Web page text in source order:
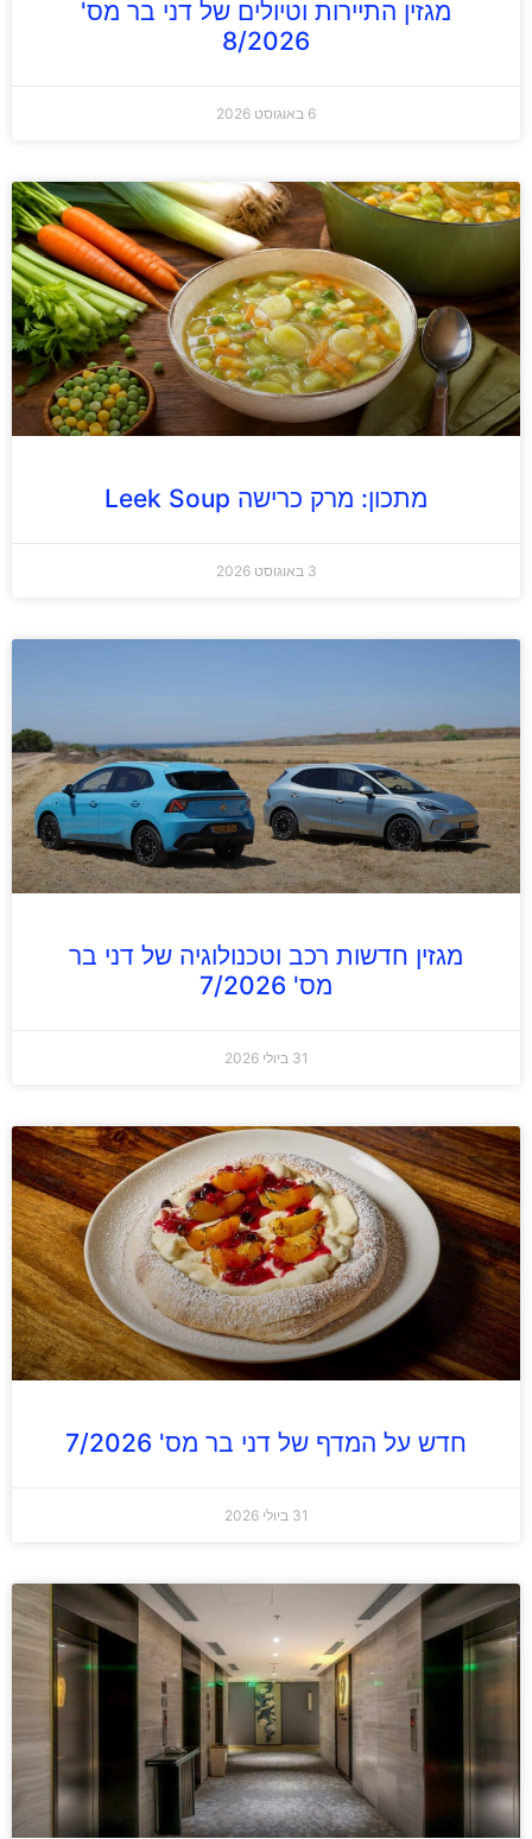
מגזין התיירות וטיולים של דני בר מס'
8/2026
6 באוגוסט 2026
מתכון: מרק כרישה Leek Soup
3 באוגוסט 2026
מגזין חדשות רכב וטכנולוגיה של דני בר
מס' 7/2026
31 ביולי 2026
חדש על המדף של דני בר מס' 7/2026
31 ביולי 2026